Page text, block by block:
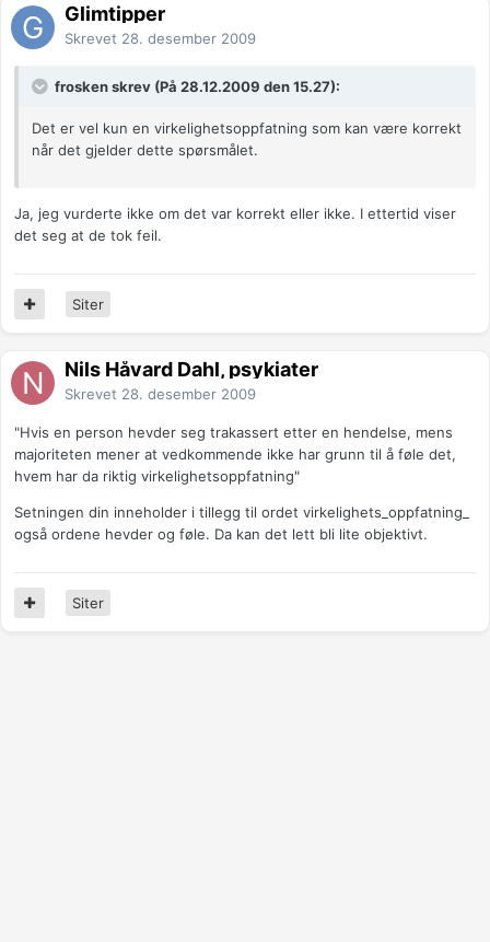
Glimtipper
Skrevet 28. desember 2009
frosken skrev (På 28.12.2009 den 15.27):
Det er vel kun en virkelighetsoppfatning som kan være korrekt
når det gjelder dette spørsmålet.
Ja, jeg vurderte ikke om det var korrekt eller ikke. I ettertid viser
det seg at de tok feil.
Siter
Nils Håvard Dahl, psykiater
Skrevet 28. desember 2009
"Hvis en person hevder seg trakassert etter en hendelse, mens
majoriteten mener at vedkommende ikke har grunn til å føle det,
hvem har da riktig virkelighetsoppfatning"
Setningen din inneholder i tillegg til ordet virkelighets_oppfatning_
også ordene hevder og føle. Da kan det lett bli lite objektivt.
Siter